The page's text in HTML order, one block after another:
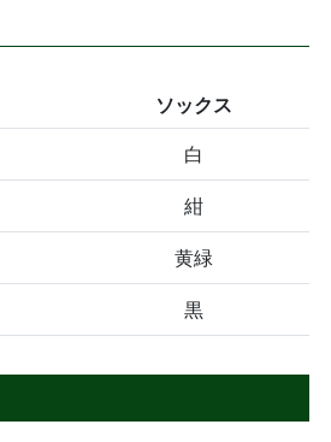
ソックス
白
紺
黄緑
黒